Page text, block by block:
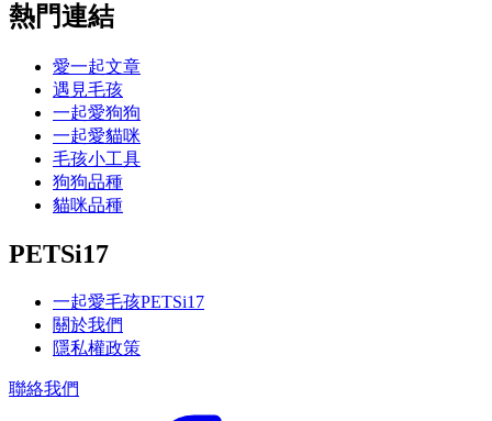
熱門連結
愛一起文章
遇見毛孩
一起愛狗狗
一起愛貓咪
毛孩小工具
狗狗品種
貓咪品種
PETSi17
一起愛毛孩PETSi17
關於我們
隱私權政策
聯絡我們